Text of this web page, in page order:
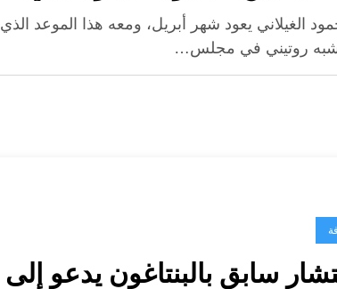
الطريق الثالث
الغيلاني يعود شهر أبريل، ومعه هذا الموعد الذي
روتيني في مجلس…
سابق بالبنتاغون يدعو إلى